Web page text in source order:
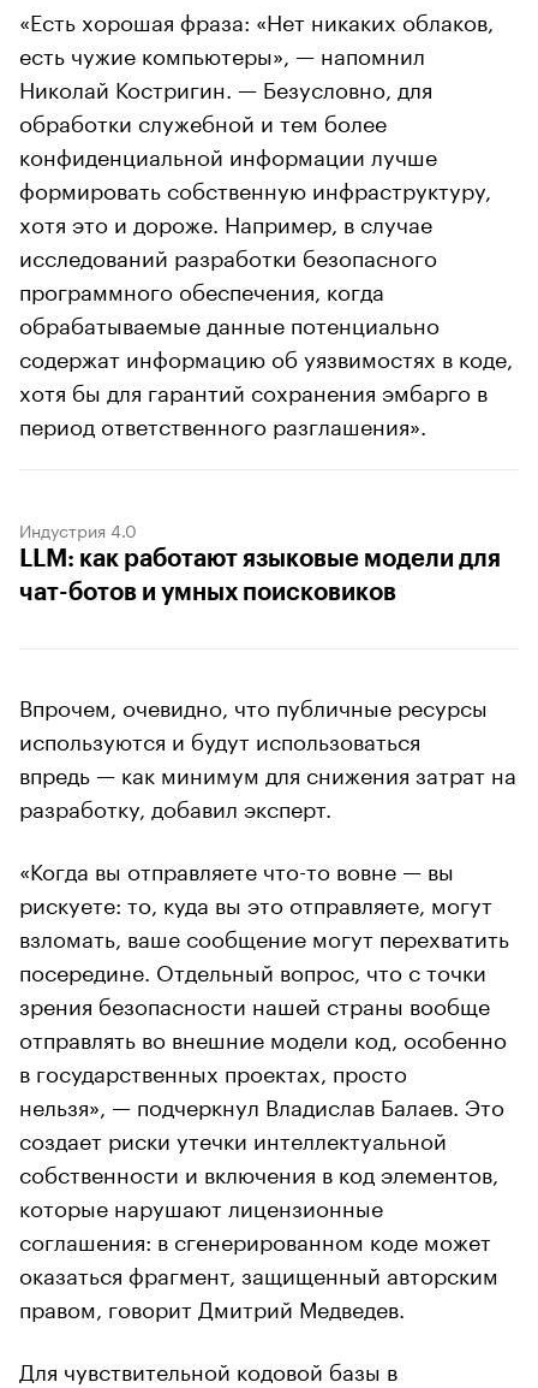
«Есть хорошая фраза: «Нет никаких облаков,
есть чужие компьютеры», — напомнил
Николай Костригин. — Безусловно, для
обработки служебной и тем более
конфиденциальной информации лучше
формировать собственную инфраструктуру,
хотя это и дороже. Например, в случае
исследований разработки безопасного
программного обеспечения, когда
обрабатываемые данные потенциально
содержат информацию об уязвимостях в коде,
хотя бы для гарантий сохранения эмбарго в
период ответственного разглашения».
Индустрия 4.0
LLM: как работают языковые модели для
чат-ботов и умных поисковиков
Впрочем, очевидно, что публичные ресурсы
используются и будут использоваться
впредь — как минимум для снижения затрат на
разработку, добавил эксперт.
«Когда вы отправляете что-то вовне — вы
рискуете: то, куда вы это отправляете, могут
взломать, ваше сообщение могут перехватить
посередине. Отдельный вопрос, что с точки
зрения безопасности нашей страны вообще
отправлять во внешние модели код, особенно
в государственных проектах, просто
нельзя», — подчеркнул Владислав Балаев. Это
создает риски утечки интеллектуальной
собственности и включения в код элементов,
которые нарушают лицензионные
соглашения: в сгенерированном коде может
оказаться фрагмент, защищенный авторским
правом, говорит Дмитрий Медведев.
Для чувствительной кодовой базы в